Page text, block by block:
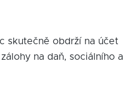
skutečně obdrží na účet
na daň, sociálního a